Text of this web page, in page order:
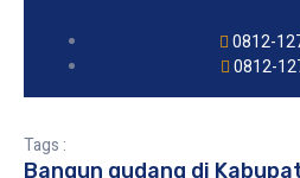
0812-
0812-
Tags :
Bangun gudang di